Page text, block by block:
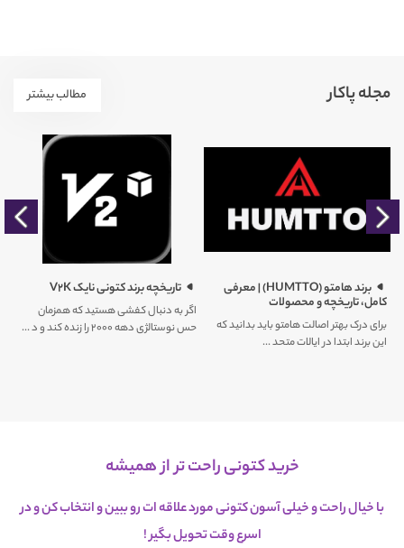
مجله پاکار مطالب بیشتر
برند هامتو (HUMTTO) | معرفی
کامل، تاریخچه و محصولات
برای درک بهتر اصالت هامتو باید بدانید که
این برند ابتدا در ایالات متحد ...
تاریخچه برند کتونی نایک V2K
اگر به دنبال کفشی هستید که همزمان
حس نوستالژی دهه ۲۰۰۰ را زنده کند و د ...
خرید کتونی راحت تر از همیشه
با خیال راحت و خیلی آسون کتونی مورد علاقه ات رو ببین و انتخاب کن و در
اسرعوقت تحویل بگیر !